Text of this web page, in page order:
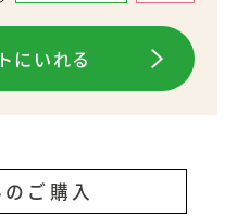
休止やご解約のご
ついての条件、つ
にいれる
ご購入